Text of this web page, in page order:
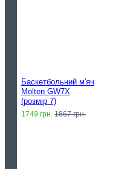
Баскетбольний м'яч
Molten GW7X
(розмір 7)
1749 грн. 1867 грн.